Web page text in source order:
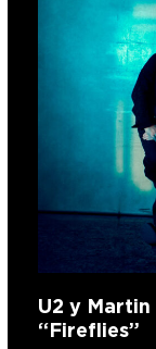
U2 y
“Fireflies”